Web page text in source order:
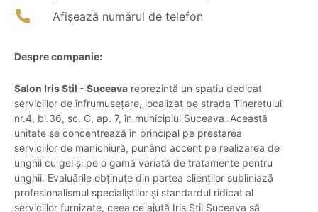
Afișează numărul de telefon
Despre companie:
Salon Iris Stil - Suceava reprezintă un spațiu dedicat
serviciilor de înfrumusețare, localizat pe strada Tineretului
nr.4, bl.36, sc. C, ap. 7, în municipiul Suceava. Această
unitate se concentrează în principal pe prestarea
serviciilor de manichiură, punând accent pe realizarea de
unghii cu gel și pe o gamă variată de tratamente pentru
unghii. Evaluările obținute din partea clienților subliniază
profesionalismul specialiștilor și standardul ridicat al
serviciilor furnizate, ceea ce ajută Iris Stil Suceava să